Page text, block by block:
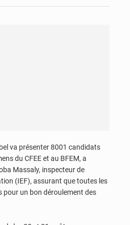
va présenter 8001 candidats
du CFEE et au BFEM, a
Massaly, inspecteur de
(IEF), assurant que toutes les
un bon déroulement des